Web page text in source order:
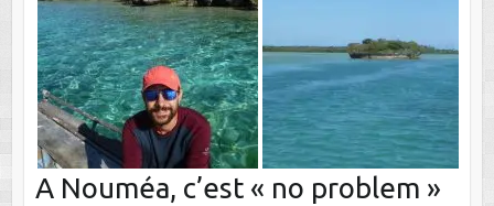
A Nouméa, c’est « no problem »